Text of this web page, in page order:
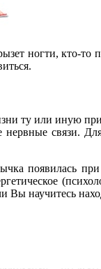
ногти, кто-то
ту или иную
связи.
появилась
научитесь